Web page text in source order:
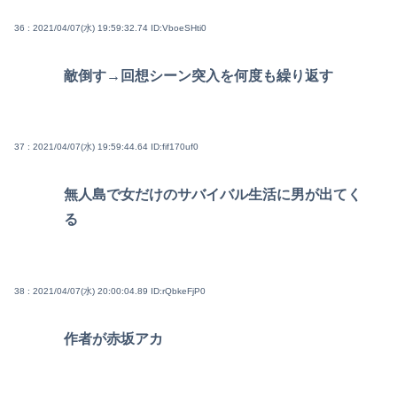
36 : 2021/04/07(水) 19:59:32.74 ID:VboeSHti0
敵倒す→回想シーン突入を何度も繰り返す
37 : 2021/04/07(水) 19:59:44.64 ID:fif170uf0
無人島で女だけのサバイバル生活に男が出てく
る
38 : 2021/04/07(水) 20:00:04.89 ID:rQbkeFjP0
作者が赤坂アカ